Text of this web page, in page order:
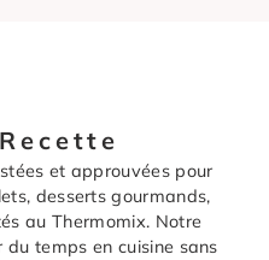
et approuvées pour
desserts gourmands,
au Thermomix. Notre
temps en cuisine sans